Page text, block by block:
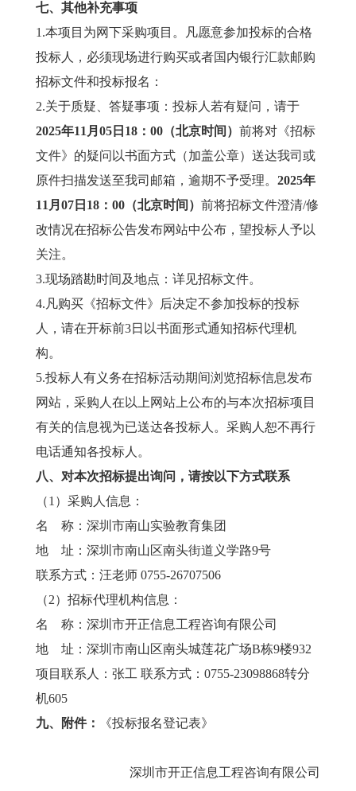
七、其他补充事项
1.本项目为网下采购项目。凡愿意参加投标的合格
投标人，必须现场进行购买或者国内银行汇款邮购
招标文件和投标报名：
2.关于质疑、答疑事项：投标人若有疑问，请于
2025年11 月 05日 18： 00（北京时间） 前将对《招标
文件》的疑问以书面方式（加盖公章）送达我司或
原件扫描发送至我司邮箱，逾期不予受理。 2025年
11 月 07日 18： 00（北京时间） 前将招标文件澄清/修
改情况在招标公告发布网站中公布，望投标人予以
关注。
3.现场踏勘时间及地点：详见招标文件。
4.凡购买《招标文件》后决定不参加投标的投标
人，请在开标前3日以书面形式通知招标代理机
构。
5.投标人有义务在招标活动期间浏览招标信息发布
网站，采购人在以上网站上公布的与本次招标项目
有关的信息视为已送达各投标人。采购人恕不再行
电话通知各投标人。
八、对本次招标提出询问，请按以下方式联系
（1）采购人信息：
名 称：深圳市南山实验教育集团
地 址：深圳市南山区南头街道义学路9号
联系方式：汪老师 0755-26707506
（2）招标代理机构信息：
名 称：深圳市开正信息工程咨询有限公司
地 址：深圳市南山区南头城莲花广场B栋9楼932
项目联系人：张工 联系方式：0755-23098868转分
机605
九、附件：
《投标报名登记表》
深圳市开正信息工程咨询有限公司